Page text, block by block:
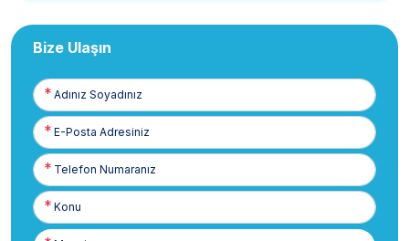
Bize Ulaşın
Adınız
Soyadınız
E-
Posta
Telefon
Numaranız